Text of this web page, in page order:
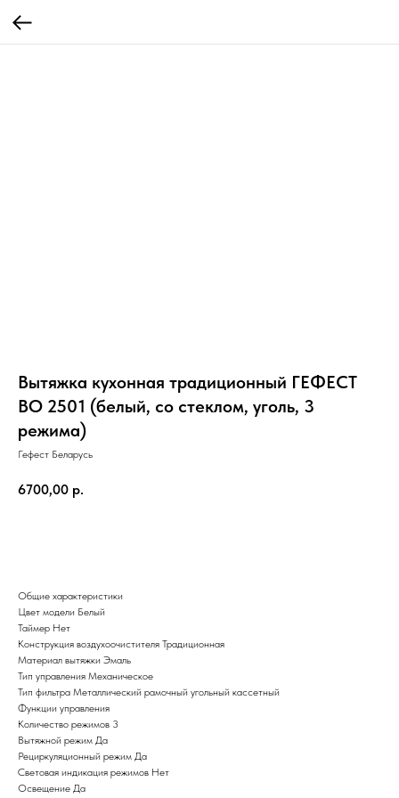
Вытяжка кухонная традиционный ГЕФЕСТ
ВО 2501 (белый, со стеклом, уголь, 3
режима)
Гефест Беларусь
6700,00 р.
Общие характеристики
Цвет модели Белый
Таймер Нет
Конструкция воздухоочистителя Традиционная
Материал вытяжки Эмаль
Тип управления Механическое
Тип фильтра Металлический рамочный угольный кассетный
Функции управления
Количество режимов 3
Вытяжной режим Да
Рециркуляционный режим Да
Световая индикация режимов Нет
Освещение Да